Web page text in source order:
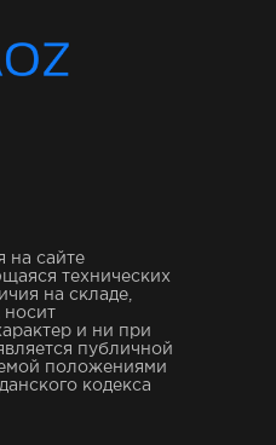
на сайте
технических
на складе,
носит
и ни при
публичной
положениями
кодекса